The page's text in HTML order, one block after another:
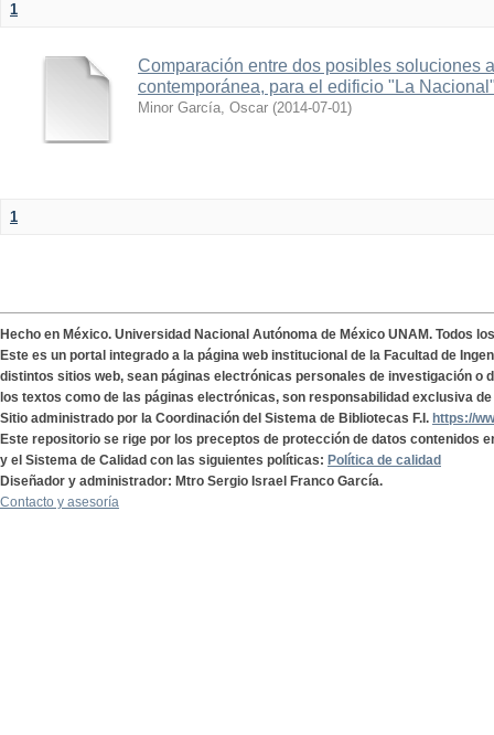
1
Comparación entre dos posibles soluciones
contemporánea, para el edificio "La
Minor García, Oscar (2014-07-01)
1
Hecho en México. Universidad Nacional Autónoma de México UNAM. Todos
Este es un portal integrado a la página web institucional de la Facultad de
distintos sitios web, sean páginas electrónicas personales de investigación o
los textos como de las páginas electrónicas, son responsabilidad exclusiva
Sitio administrado por la Coordinación del Sistema de Bibliotecas F.I. https://
Este repositorio se rige por los preceptos de protección de datos contenidos
y el Sistema de Calidad con las siguientes políticas: Política de calidad
Diseñador y administrador: Mtro Sergio Israel Franco García.
Contacto y asesoría